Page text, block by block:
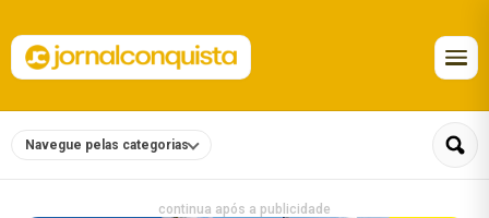
Navegue pelas categorias
continua após a publicidade